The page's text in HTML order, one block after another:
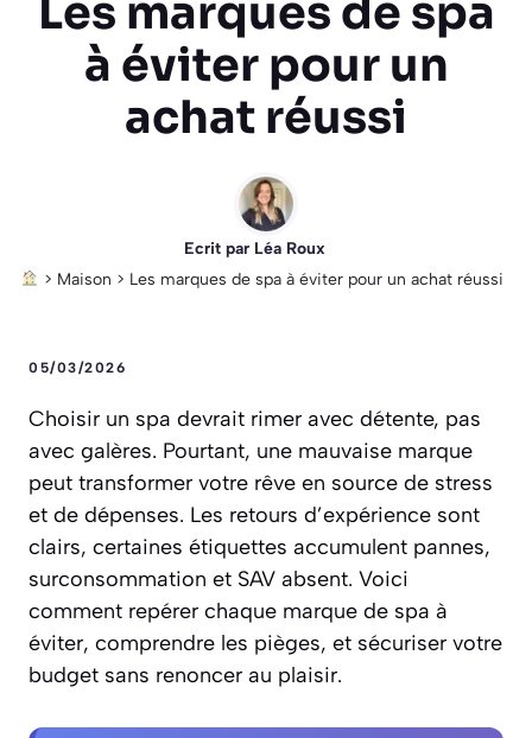
Les marques de spa
à éviter pour un
achat réussi
Ecrit par Léa Roux
> Maison > Les marques de spa à éviter pour un achat réussi
05/03/2026
Choisir un spa devrait rimer avec détente, pas
avec galères. Pourtant, une mauvaise marque
peut transformer votre rêve en source de stress
et de dépenses. Les retours d’expérience sont
clairs, certaines étiquettes accumulent pannes,
surconsommation et SAV absent. Voici
comment repérer chaque marque de spa à
éviter, comprendre les pièges, et sécuriser votre
budget sans renoncer au plaisir.